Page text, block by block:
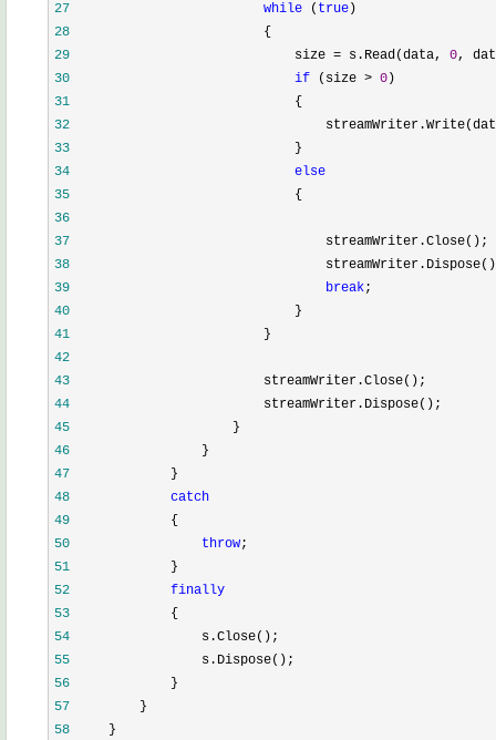
27
while ( true )
28
                        {
29
                            size
= s.Read(data, 0,
30
if (size > 0 )
31
                            {
32
33
                            }
34
else
35
                            {
36
37
                                streamWriter.Close();
38
39
break;
40
                            }
41
                        }
42
43
                        streamWriter.Close();
44
                        streamWriter.Dispose();
45
                    }
46
                }
47
            }
48
catch
49
            {
50
throw;
51
            }
52
finally
53
            {
54
                s.Close();
55
                s.Dispose();
56
            }
57
        }
58
    }